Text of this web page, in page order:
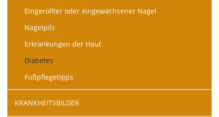
Eingerollter oder eingewachsener Nagel
Nagelpilz
Erkrankungen der Haut
Diabetes
Fußpflegetipps
KRANKHEITSBILDER